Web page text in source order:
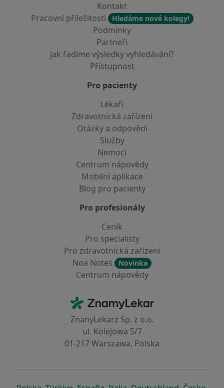
Kontakt
Pracovní příležitosti
Hledáme nové kolegy!
Podmínky
Partneři
Jak řadíme výsledky vyhledávání?
Přístupnost
Pro pacienty
Lékaři
Zdravotnická zařízení
Otázky a odpovědi
Služby
Nemoci
Centrum nápovědy
Mobilní aplikace
Blog pro pacienty
Pro profesionály
Ceník
Pro specialisty
Pro zdravotnická zařízení
Noa Notes
Novinka
Centrum nápovědy
ZnamyLekar - Hlavní stránka
ZnanyLekarz Sp. z o.o.
ul. Kolejowa 5/7
01-217 Warszawa, Polska